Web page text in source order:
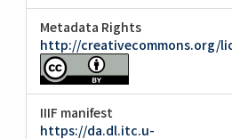
Metadata Rights
http://creativecommons.org/
IIIF manifest
https://da.dl.itc.u-